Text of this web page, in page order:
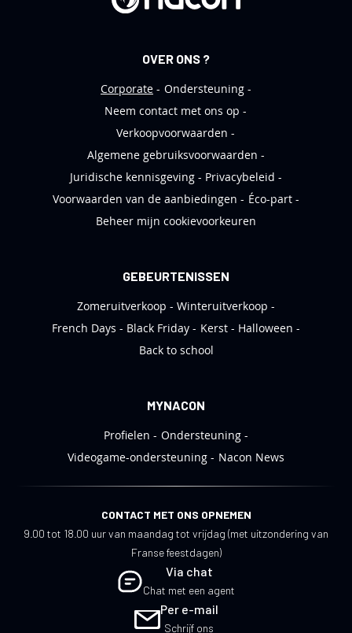
OVER ONS ?
Corporate
Ondersteuning
Neem contact met ons op
Verkoopvoorwaarden
Algemene gebruiksvoorwaarden
Juridische kennisgeving
Privacybeleid
Voorwaarden van de aanbiedingen
Éco-part
Beheer mijn cookievoorkeuren
GEBEURTENISSEN
Zomeruitverkoop
Winteruitverkoop
French Days
Black Friday Kerst
Halloween
Back to school
MYNACON
Profielen
Ondersteuning
Videogame-ondersteuning
Nacon News
CONTACT MET ONS OPNEMEN
9.00 tot 18.00 uur van maandag tot vrijdag (met uitzondering van
Franse feestdagen)
Via chat
Chat met een agent
Per e-mail
Schrijf ons